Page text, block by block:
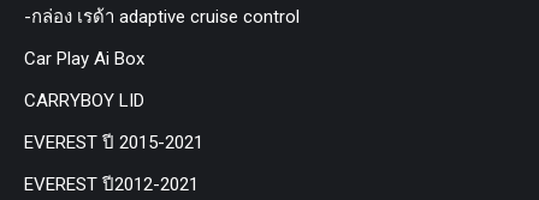
-กล่อง เรด้า adaptive cruise control
Car Play Ai Box
CARRYBOY LID
EVEREST ปี 2015-2021
EVEREST ปี2012-2021